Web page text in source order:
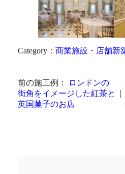
Category： 商業施設・店舗新
前の施工例：
ロンドンの
街角をイメージした紅茶と
英国菓子のお店